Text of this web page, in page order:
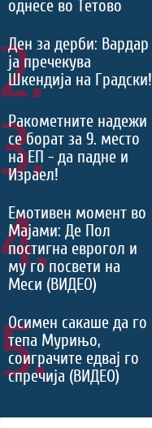
однесе во Тетово
2.
Ден за дерби: Вардар
ја пречекува
Шкендија на Градски!
3.
Ракометните надежи
се борат за 9. место
на ЕП - да падне и
Израел!
4.
Емотивен момент во
Мајами: Де Пол
постигна еврогол и
му го посвети на
Меси (ВИДЕО)
5.
Осимен сакаше да го
тепа Мурињо,
соиграчите едвај го
спречија (ВИДЕО)